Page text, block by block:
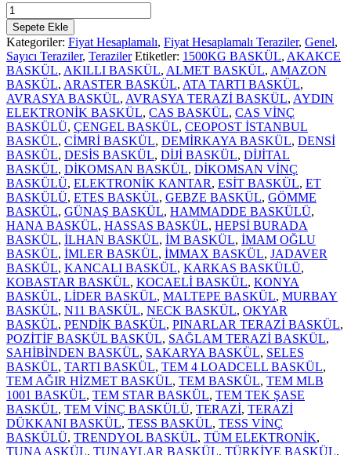
DENSİ
PC15
MARKET
TERAZİSİ
6KG
adet
Sepete Ekle
Kategoriler: Fiyat Hesaplamalı, Fiyat Hesaplamalı Teraziler, Genel,
Sayıcı Teraziler, Teraziler Etiketler: 1500KG BASKÜL, AKAKCE
BASKÜL, AKILLI BASKÜL, ALMET BASKÜL, AMAZON
BASKÜL, ARASTER BASKÜL, ATA TARTI BASKÜL,
AVRASYA BASKÜL, AVRASYA TERAZİ BASKÜL, AYDIN
ELEKTRONİK BASKÜL, CAS BASKÜL, CAS VİNÇ
BASKÜLÜ, ÇENGEL BASKÜL, CEOPOST İSTANBUL
BASKÜL, CİMRİ BASKÜL, DEMİRKAYA BASKÜL, DENSİ
BASKÜL, DESİS BASKÜL, DİJİ BASKÜL, DİJİTAL
BASKÜL, DİKOMSAN BASKÜL, DİKOMSAN VİNÇ
BASKÜLÜ, ELEKTRONİK KANTAR, ESİT BASKÜL, ET
BASKÜLÜ, ETES BASKÜL, GEBZE BASKÜL, GÖMME
BASKÜL, GÜNAŞ BASKÜL, HAMMADDE BASKÜLÜ,
HANA BASKÜL, HASSAS BASKÜL, HEPSİ BURADA
BASKÜL, İLHAN BASKÜL, İM BASKÜL, İMAM OĞLU
BASKÜL, İMLER BASKÜL, İMMAX BASKÜL, JADAVER
BASKÜL, KANCALI BASKÜL, KARKAS BASKÜLÜ,
KOBASTAR BASKÜL, KOCAELİ BASKÜL, KONYA
BASKÜL, LİDER BASKÜL, MALTEPE BASKÜL, MURBAY
BASKÜL, N11 BASKÜL, NECK BASKÜL, OKYAR
BASKÜL, PENDİK BASKÜL, PINARLAR TERAZİ BASKÜL,
POZİTİF BASKÜL BASKÜL, SAĞLAM TERAZİ BASKÜL,
SAHİBİNDEN BASKÜL, SAKARYA BASKÜL, SELES
BASKÜL, TARTI BASKÜL, TEM 4 LOADCELL BASKÜL,
TEM AĞIR HİZMET BASKÜL, TEM BASKÜL, TEM MLB
1001 BASKÜL, TEM STAR BASKÜL, TEM TEK ŞASE
BASKÜL, TEM VİNÇ BASKÜLÜ, TERAZİ, TERAZİ
DÜKKANI BASKÜL, TESS BASKÜL, TESS VİNÇ
BASKÜLÜ, TRENDYOL BASKÜL, TÜM ELEKTRONİK,
TUNA ASKÜL, TUNAYLAR BASKÜL, TÜRKİYE BASKÜL,